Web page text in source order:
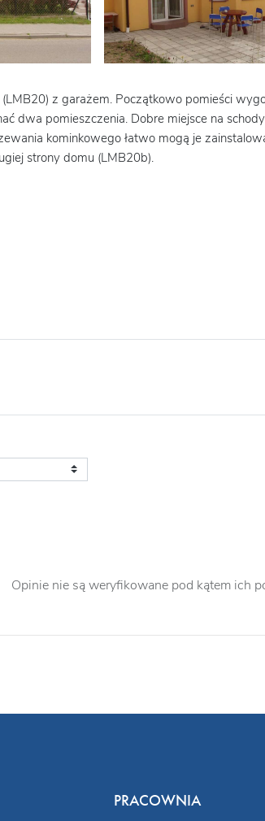
z garażem. Początkowo pomieści
dwa pomieszczenia. Dobre miejsce na
kominkowego łatwo mogą je
strony domu (LMB20b).
Opinie nie są weryfikowane pod kątem ich
PRACOWNIA